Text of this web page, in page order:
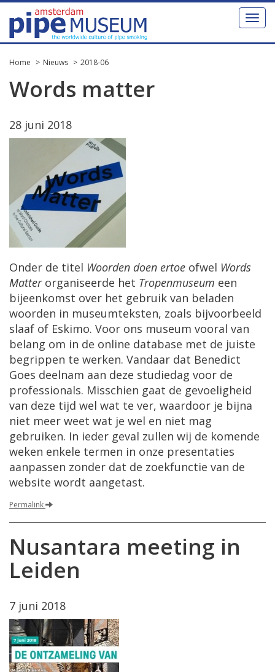
Toggle
Home Nieuws 2018-06
Words matter
28 juni 2018
Onder de titel Woorden doen ertoe ofwel Words
Matterorganiseerde het Tropenmuseum een
bijeenkomst over het gebruik van beladen
woorden in museumteksten, zoals bijvoorbeeld
slaaf of Eskimo. Voor ons museum vooral van
belang om in de online database met de juiste
begrippen te werken. Vandaar dat Benedict
Goes deelnam aan deze studiedag voor de
professionals. Misschien gaat de gevoeligheid
van deze tijd wel wat te ver, waardoor je bijna
niet meer weet wat je wel en niet mag
gebruiken. In ieder geval zullen wij de komende
weken enkele termen in onze presentaties
aanpassen zonder dat de zoekfunctie van de
website wordt aangetast.
Permalink
Nusantara meeting in
Leiden
7 juni 2018